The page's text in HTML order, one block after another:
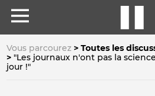
Vous parcourez
Toutes les
"Les journaux n'ont pas la
jour !"